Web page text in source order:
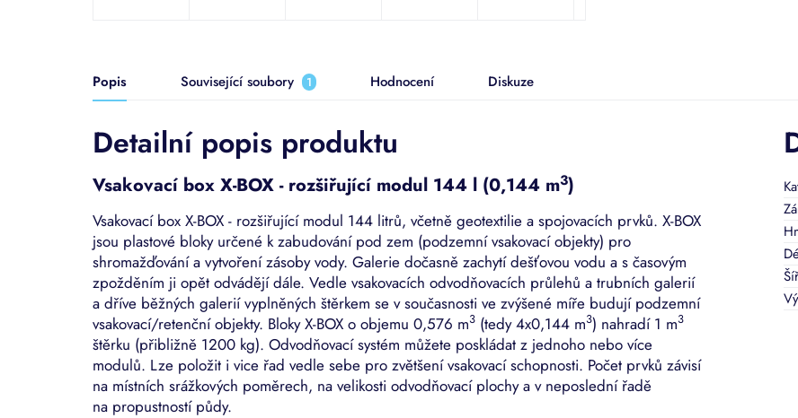
Popis Související soubory 1 Hodnocení Diskuze
Detailní popis produktu
Vsakovací box X-BOX - rozšiřující modul 144 l (0,144 m3)
Vsakovací box X-BOX - rozšiřující modul 144 litrů, včetně geotextilie a spojovacích prvků. X-BOX
jsou plastové bloky určené k zabudování pod zem (podzemní vsakovací objekty) pro
shromažďování a vytvoření zásoby vody. Galerie dočasně zachytí dešťovou vodu a s časovým
zpožděním ji opět odvádějí dále. Vedle vsakovacích odvodňovacích průlehů a trubních galerií
a dříve běžných galerií vyplněných štěrkem se v současnosti ve zvýšené míře budují podzemní
vsakovací/retenční objekty. Bloky X-BOX o objemu 0,576 m3 (tedy 4x0,144 m3) nahradí 1 m3
štěrku (přibližně 1200 kg). Odvodňovací systém můžete poskládat z jednoho nebo více
modulů. Lze položit i vice řad vedle sebe pro zvětšení vsakovací schopnosti. Počet prvků závisí
na místních srážkových poměrech, na velikosti odvodňovací plochy a v neposlední řadě
na propustností půdy.